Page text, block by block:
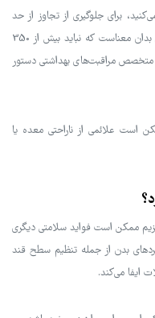
برای جلوگیری از تجاوز از حد
مجاز تعیین‌شده احتیاط کنید. برای بزرگسالان، این بدان معناست که نباید بیش از 350
مراقبت‌های بهداشتی دستور
است علائمی از ناراحتی معده یا
ممکن است فواید سلامتی دیگری
بدن از جمله تنظیم سطح قند
ایفا می‌کند.